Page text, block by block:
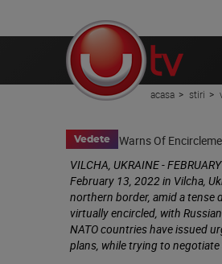
acasa stiri
Vedete
VILCHA, UKRAINE -
February 13, 2022 in Vilcha,
northern border, amid a tense
virtually encircled, with
NATO countries have issued
plans, while trying to